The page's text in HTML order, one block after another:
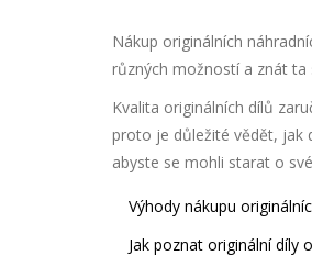
Nákup originálních
různých možností a znát ta
Kvalita originálních dílů
proto je důležité vědět, jak
abyste se mohli starat o
Výhody nákupu
Jak poznat originální díly